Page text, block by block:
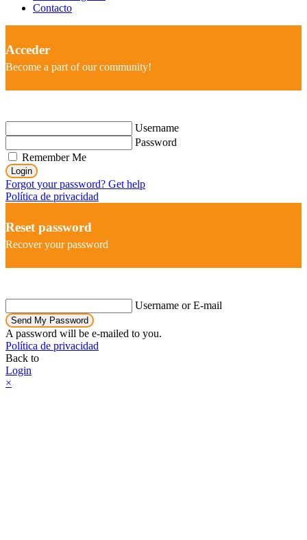
Contacto
Acceder
Become a part of our community!
Username
Password
Remember Me
Login
Forgot your password? Get help
Política de privacidad
Reset password
Recover your password
Username or E-mail
Send My Password
A password will be e-mailed to you.
Política de privacidad
Back to
Login
×